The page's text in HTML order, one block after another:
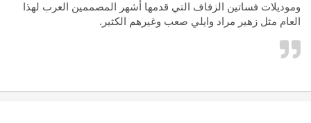
وموديلات فساتين الزفاف التي قدمها أشهر المصممين العرب لهذا
العام مثل زهير مراد وايلي صعب وغيرهم الكثير.